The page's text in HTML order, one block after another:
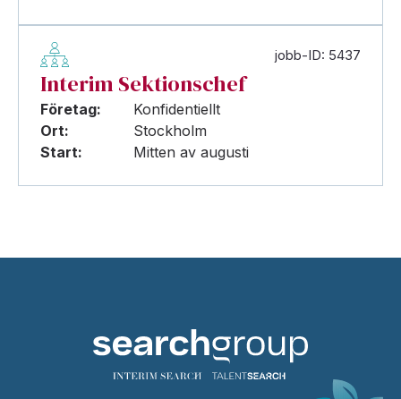
jobb-ID: 5437
Interim Sektionschef
Företag:
Konfidentiellt
Ort:
Stockholm
Start:
Mitten av augusti